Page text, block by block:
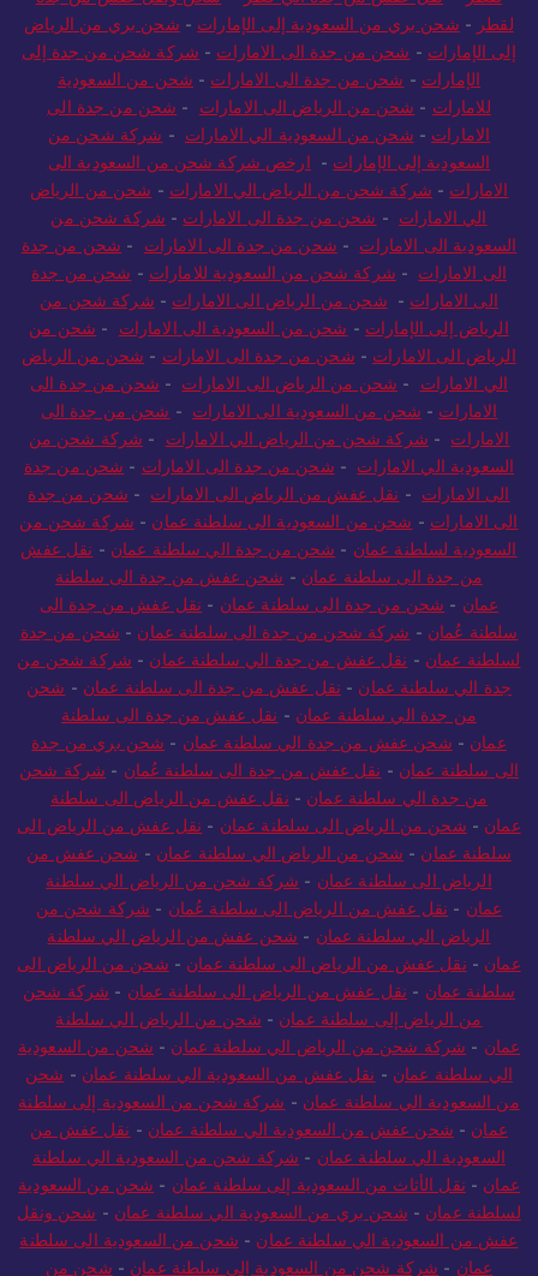
لقطر - شحن بري من السعودية إلى الإمارات - شحن بري من الرياض
إلى الإمارات - شحن من جدة الى الامارات - شركة شحن من جدة إلى
الإمارات - شحن من جدة الى الامارات - شحن من السعودية
للامارات - شحن من الرياض الى الامارات - شحن من جدة الى
الامارات - شحن من السعودية الي الامارات - شركة شحن من
السعودية إلى الإمارات - ارخص شركة شحن من السعودية الى
الامارات - شركة شحن من الرياض الي الامارات - شحن من الرياض
الي الامارات - شحن من جدة الى الامارات - شركة شحن من
السعودية الى الامارات - شحن من جدة الى الامارات - شحن من جدة
الى الامارات - شركة شحن من السعودية للامارات - شحن من جدة
الى الامارات - شحن من الرياض الى الامارات - شركة شحن من
الرياض إلى الإمارات - شحن من السعودية الى الامارات - شحن من
الرياض الى الامارات - شحن من جدة الى الامارات - شحن من الرياض
الي الامارات - شحن من الرياض الى الامارات - شحن من جدة الى
الامارات - شحن من السعودية الى الامارات - شحن من جدة الى
الامارات - شركة شحن من الرياض الي الامارات - شركة شحن من
السعودية الي الامارات - شحن من جدة الى الامارات - شحن من جدة
الى الامارات - نقل عفش من الرياض الى الامارات - شحن من جدة
الى الامارات - شحن من السعودية الى سلطنة عمان - شركة شحن من
السعودية لسلطنة عمان - شحن من جدة الي سلطنة عمان - نقل عفش
من جدة الى سلطنة عمان - شحن عفش من جدة الى سلطنة
عمان - شحن من جدة الى سلطنة عمان - نقل عفش من جدة الى
سلطنة عُمان - شركة شحن من جدة الى سلطنة عمان - شحن من جدة
لسلطنة عمان - نقل عفش من جدة الي سلطنة عمان - شركة شحن من
جدة الي سلطنة عمان - نقل عفش من جدة الى سلطنة عمان - شحن
من جدة الي سلطنة عمان - نقل عفش من جدة الى سلطنة
عمان - شحن عفش من جدة الي سلطنة عمان - شحن بري من جدة
الى سلطنة عمان - نقل عفش من جدة الى سلطنة عُمان - شركة شحن
من جدة الي سلطنة عمان - نقل عفش من الرياض الى سلطنة
عمان - شحن من الرياض الى سلطنة عمان - نقل عفش من الرياض الى
سلطنة عمان - شحن من الرياض الي سلطنة عمان - شحن عفش من
الرياض الى سلطنة عمان - شركة شحن من الرياض الي سلطنة
عمان - نقل عفش من الرياض الى سلطنة عُمان - شركة شحن من
الرياض الي سلطنة عمان - شحن عفش من الرياض الي سلطنة
عمان - نقل عفش من الرياض الى سلطنة عمان - شحن من الرياض الى
سلطنة عمان - نقل عفش من الرياض الى سلطنة عمان - شركة شحن
من الرياض إلى سلطنة عمان - شحن من الرياض الي سلطنة
عمان - شركة شحن من الرياض الي سلطنة عمان - شحن من السعودية
الي سلطنة عمان - نقل عفش من السعودية الي سلطنة عمان - شحن
من السعودية الي سلطنة عمان - شركة شحن من السعودية إلى سلطنة
عمان - شحن عفش من السعودية الي سلطنة عمان - نقل عفش من
السعودية الي سلطنة عمان - شركة شحن من السعودية الي سلطنة
عمان - نقل الأثاث من السعودية إلى سلطنة عمان - شحن من السعودية
لسلطنة عمان - شحن بري من السعودية الي سلطنة عمان - شحن ونقل
عفش من السعودية الي سلطنة عمان - شحن من السعودية الى سلطنة
عمان - شركة شحن من السعودية إلى سلطنة عمان - شحن من